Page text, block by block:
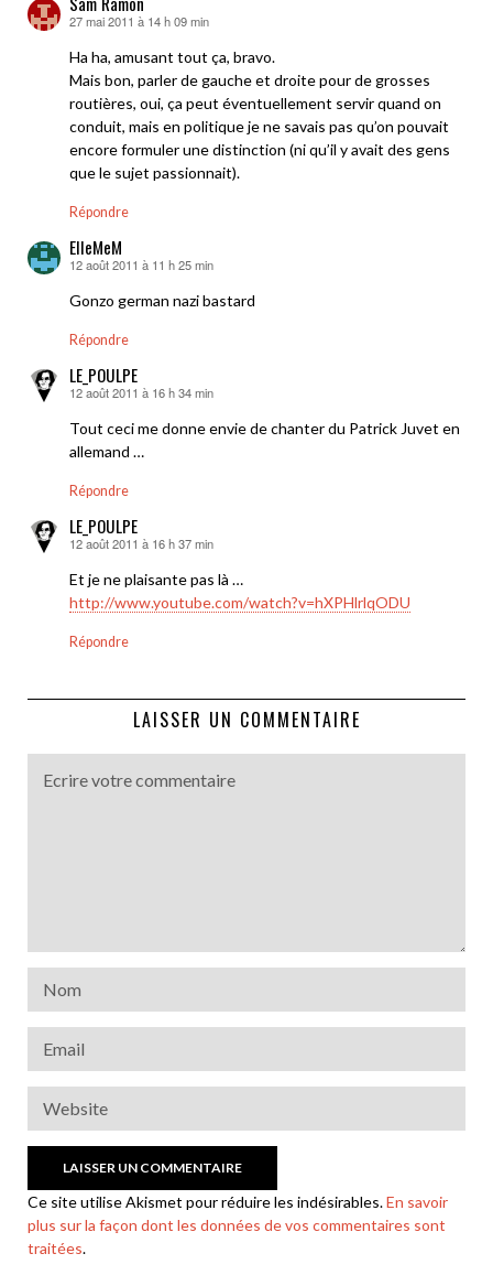
dit :
27 mai 2011 à 14 h 09 min
Ha ha, amusant tout ça, bravo.
Mais bon, parler de gauche et droite pour de grosses
routières, oui, ça peut éventuellement servir quand on
conduit, mais en politique je ne savais pas qu’on pouvait
encore formuler une distinction (ni qu’il y avait des gens
que le sujet passionnait).
Répondre
ElleMeM
dit :
12 août 2011 à 11 h 25 min
Gonzo german nazi bastard
Répondre
LE_POULPE
dit :
12 août 2011 à 16 h 34 min
Tout ceci me donne envie de chanter du Patrick Juvet en
allemand …
Répondre
LE_POULPE
dit :
12 août 2011 à 16 h 37 min
Et je ne plaisante pas là …
http://www.youtube.com/watch?v=hXPHlrlqODU
Répondre
LAISSER UN COMMENTAIRE
Ce site utilise Akismet pour réduire les indésirables.En savoir
plus sur la façon dont les données de vos commentaires sont
traitées.